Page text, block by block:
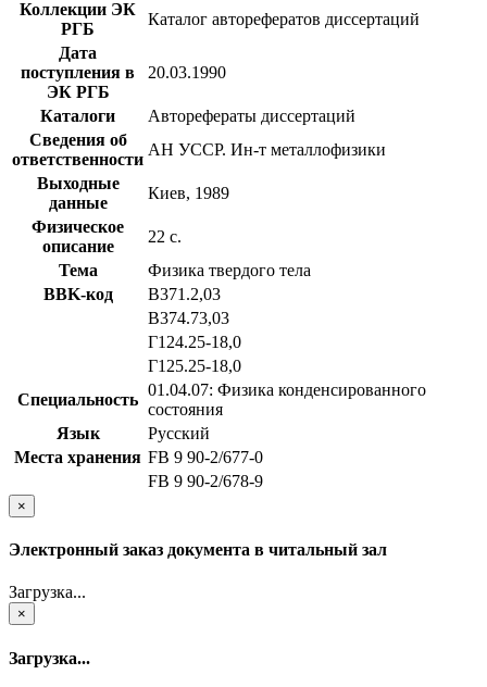
Коллекции ЭК
РГБ
Каталог авторефератов диссертаций
Дата
поступления в
ЭК РГБ
20.03.1990
Каталоги
Авторефераты диссертаций
Сведения об
ответственности
АН УССР. Ин-т металлофизики
Выходные
данные
Киев, 1989
Физическое
описание
22 с.
Тема
Физика твердого тела
BBK-код
В371.2,03
В374.73,03
Г124.25-18,0
Г125.25-18,0
Специальность
01.04.07: Физика конденсированного
состояния
Язык
Русский
Места хранения FB 9 90-2/677-0
FB 9 90-2/678-9
×
Электронный заказ документа в читальный зал
Загрузка...
×
Загрузка...